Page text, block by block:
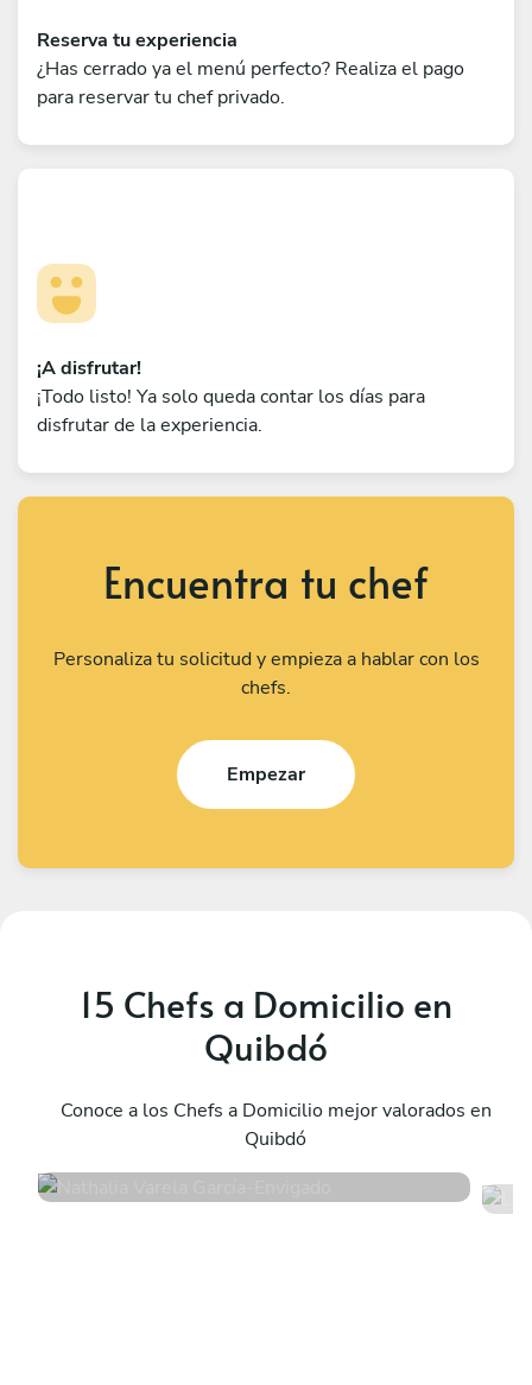
Reserva tu experiencia
¿Has cerrado ya el menú perfecto? Realiza el pago
para reservar tu chef privado.
¡A disfrutar!
¡Todo listo! Ya solo queda contar los días para
disfrutar de la experiencia.
Encuentra tu chef
Personaliza tu solicitud y empieza a hablar con los
chefs.
Empezar
15 Chefs a Domicilio en
Quibdó
Conoce a los Chefs a Domicilio mejor valorados en
Quibdó
Envigado
328 servicios